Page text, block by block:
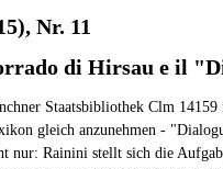
Nr. 11
di Hirsau e il
Staatsbibliothek Clm
gleich anzunehmen -
nur: Rainini stellt sich die